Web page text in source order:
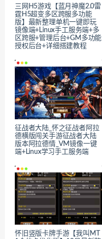
三网H5游戏【蓝月神魔2.0雷
霆H5超变多区跨服多功能
版】最新整理单机一键即玩
镜像端+Linux手工服务端+多
区跨服+管理后台+GM多功能
授权后台+详细搭建教程
征战者大陆_怀之征战者阿拉
德横版闯关手游征战者大陆
版本阿拉德情_VM镜像一键
端+Linux学习手工服务端
怀旧竖版卡牌手游【我叫MT